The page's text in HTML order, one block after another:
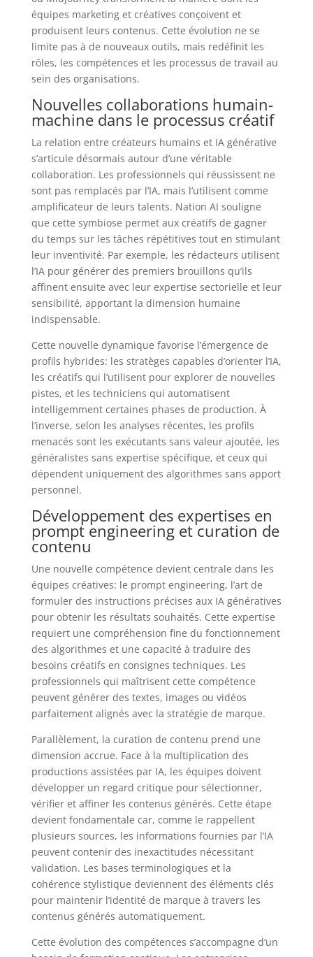
équipes marketing et créatives conçoivent et
produisent leurs contenus. Cette évolution ne se
limite pas à de nouveaux outils, mais redéfinit les
rôles, les compétences et les processus de travail au
sein des organisations.
Nouvelles collaborations humain-
machine dans le processus créatif
La relation entre créateurs humains et IA générative
s’articule désormais autour d’une véritable
collaboration. Les professionnels qui réussissent ne
sont pas remplacés par l’IA, mais l’utilisent comme
amplificateur de leurs talents. Nation AI souligne
que cette symbiose permet aux créatifs de gagner
du temps sur les tâches répétitives tout en stimulant
leur inventivité. Par exemple, les rédacteurs utilisent
l’IA pour générer des premiers brouillons qu’ils
affinent ensuite avec leur expertise sectorielle et leur
sensibilité, apportant la dimension humaine
indispensable.
Cette nouvelle dynamique favorise l’émergence de
profils hybrides: les stratèges capables d’orienter l’IA,
les créatifs qui l’utilisent pour explorer de nouvelles
pistes, et les techniciens qui automatisent
intelligemment certaines phases de production. À
l’inverse, selon les analyses récentes, les profils
menacés sont les exécutants sans valeur ajoutée, les
généralistes sans expertise spécifique, et ceux qui
dépendent uniquement des algorithmes sans apport
personnel.
Développement des expertises en
prompt engineering et curation de
contenu
Une nouvelle compétence devient centrale dans les
équipes créatives: le prompt engineering, l’art de
formuler des instructions précises aux IA génératives
pour obtenir les résultats souhaités. Cette expertise
requiert une compréhension fine du fonctionnement
des algorithmes et une capacité à traduire des
besoins créatifs en consignes techniques. Les
professionnels qui maîtrisent cette compétence
peuvent générer des textes, images ou vidéos
parfaitement alignés avec la stratégie de marque.
Parallèlement, la curation de contenu prend une
dimension accrue. Face à la multiplication des
productions assistées par IA, les équipes doivent
développer un regard critique pour sélectionner,
vérifier et affiner les contenus générés. Cette étape
devient fondamentale car, comme le rappellent
plusieurs sources, les informations fournies par l’IA
peuvent contenir des inexactitudes nécessitant
validation. Les bases terminologiques et la
cohérence stylistique deviennent des éléments clés
pour maintenir l’identité de marque à travers les
contenus générés automatiquement.
Cette évolution des compétences s’accompagne d’un